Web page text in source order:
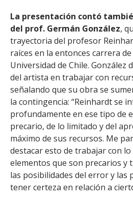
La presentación contó
del prof. Germán González,
trayectoria del profesor
raíces en la entonces carrera
Universidad de Chile. González
del artista en trabajar con
señalando que su obra se
la contingencia: “Reinhardt se
profundamente en ese tipo de
precario, de lo limitado y del
máximo de sus recursos. Me
destacar esto de trabajar con
elementos que son precarios y
las posibilidades del error y las
tener certeza en relación a